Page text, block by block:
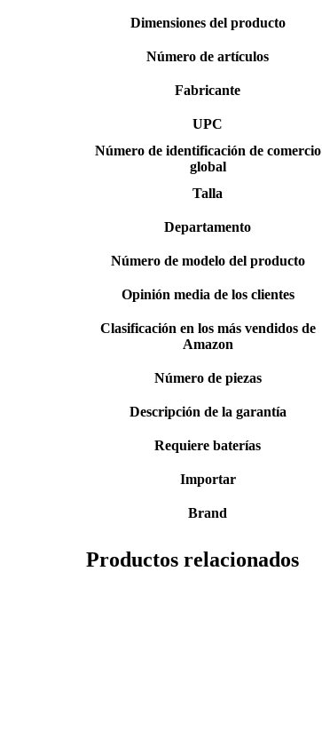
Dimensiones del producto
Número de artículos
Fabricante
UPC
Número de identificación de comercio
global
Talla
Departamento
Número de modelo del producto
Opinión media de los clientes
Clasificación en los más vendidos de
Amazon
Número de piezas
Descripción de la garantía
Requiere baterías
Importar
Brand
Productos relacionados